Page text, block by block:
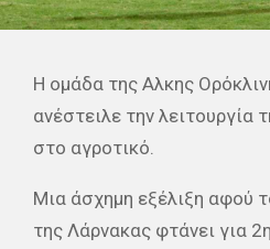
Η ομάδα της Αλκης
ανέστειλε την λειτουργία
στο αγροτικό.
Μια άσχημη εξέλιξη αφού
της Λάρνακας φτάνει για